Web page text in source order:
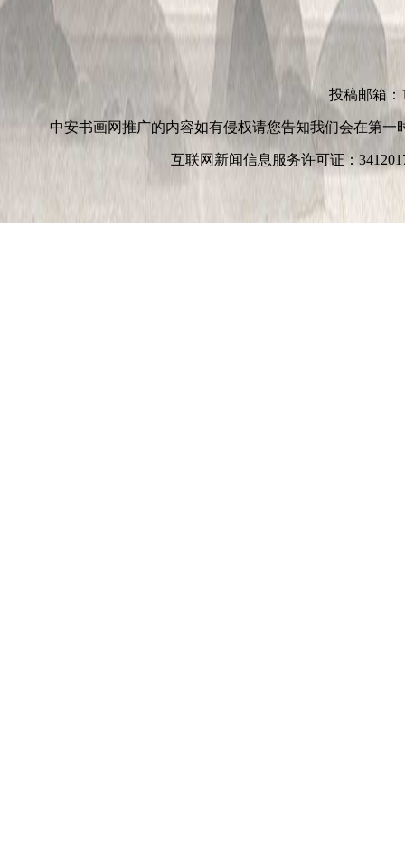
投稿邮箱：
中安书画网推广的内容如有侵权请您告知我们会在第
互联网新闻信息服务许可证：